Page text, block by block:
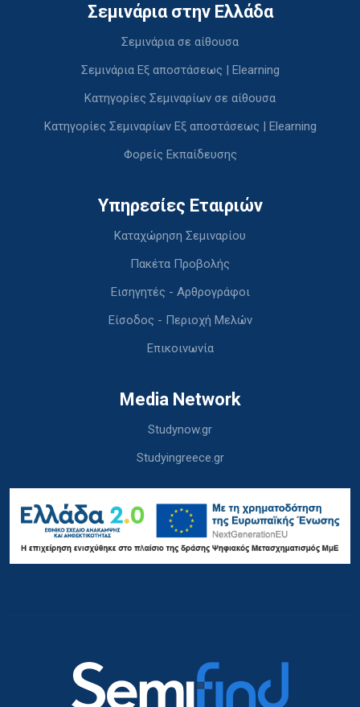
Σεμινάρια στην Ελλάδα
Σεμινάρια σε αίθουσα
Σεμινάρια Εξ αποστάσεως | Elearning
Κατηγορίες Σεμιναρίων σε αίθουσα
Κατηγορίες Σεμιναρίων Εξ αποστάσεως | Elearning
Φορείς Εκπαίδευσης
Υπηρεσίες Εταιριών
Καταχώρηση Σεμιναρίου
Πακέτα Προβολής
Εισηγητές - Αρθρογράφοι
Είσοδος - Περιοχή Μελών
Επικοινωνία
Media Network
Studynow.gr
Studyingreece.gr